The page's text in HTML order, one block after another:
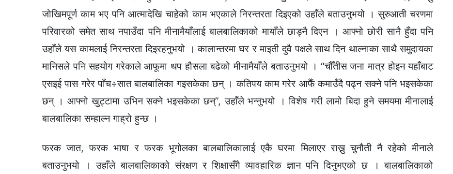
जोखिमपूर्ण काम भए पनि आत्मादेखि चाहेको काम भएकाले निरन्तरता दिइएको उहाँले बताउनुभयो । सुरुआती चरणमा
परिवारको समेत साथ नपाउँदा पनि मीनामैयाँलाई बालबालिकाको मायाँले छाड्नै दिएन । आफ्नो छोरी सानै हुँदा पनि
उहाँले यस कामलाई निरन्तरता दिइरहनुभयो । कालान्तरमा घर र माइती दुवै पक्षले साथ दिन थाल्नाका साथै समुदायका
मानिसले पनि सहयोग गरेकाले आफूमा थप हौसला बढेको मीनामैयाँले बताउनुभयो । “चौँतीस जना मात्र होइन यहाँबाट
एसइई पास गरेर पाँच÷सात बालबालिका गइसकेका छन् । कतिपय काम गरेर आफैँ कमाउँदै पढ्न सक्ने पनि भइसकेका
छन् । आफ्नो खुट्टामा उभिन सक्ने भइसकेका छन्”, उहाँले भन्नुभयो । विशेष गरी लामो बिदा हुने समयमा मीनालाई
बालबालिका सम्हाल्न गाह्रो हुन्छ ।
फरक जात, फरक भाषा र फरक भूगोलका बालबालिकालाई एकै घरमा मिलाएर राख्नु चुनौती नै रहेको मीनाले
बताउनुभयो । उहाँले बालबालिकाको संरक्षण र शिक्षासँगै व्यावहारिक ज्ञान पनि दिनुभएको छ । बालबालिकाको